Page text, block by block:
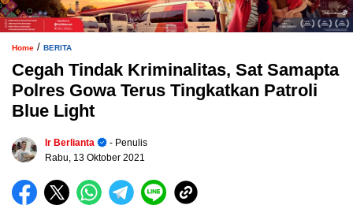
Home / BERITA
Cegah Tindak Kriminalitas, Sat Samapta
Polres Gowa Terus Tingkatkan Patroli
Blue Light
Ir Berlianta
- Penulis
Rabu, 13 Oktober 2021